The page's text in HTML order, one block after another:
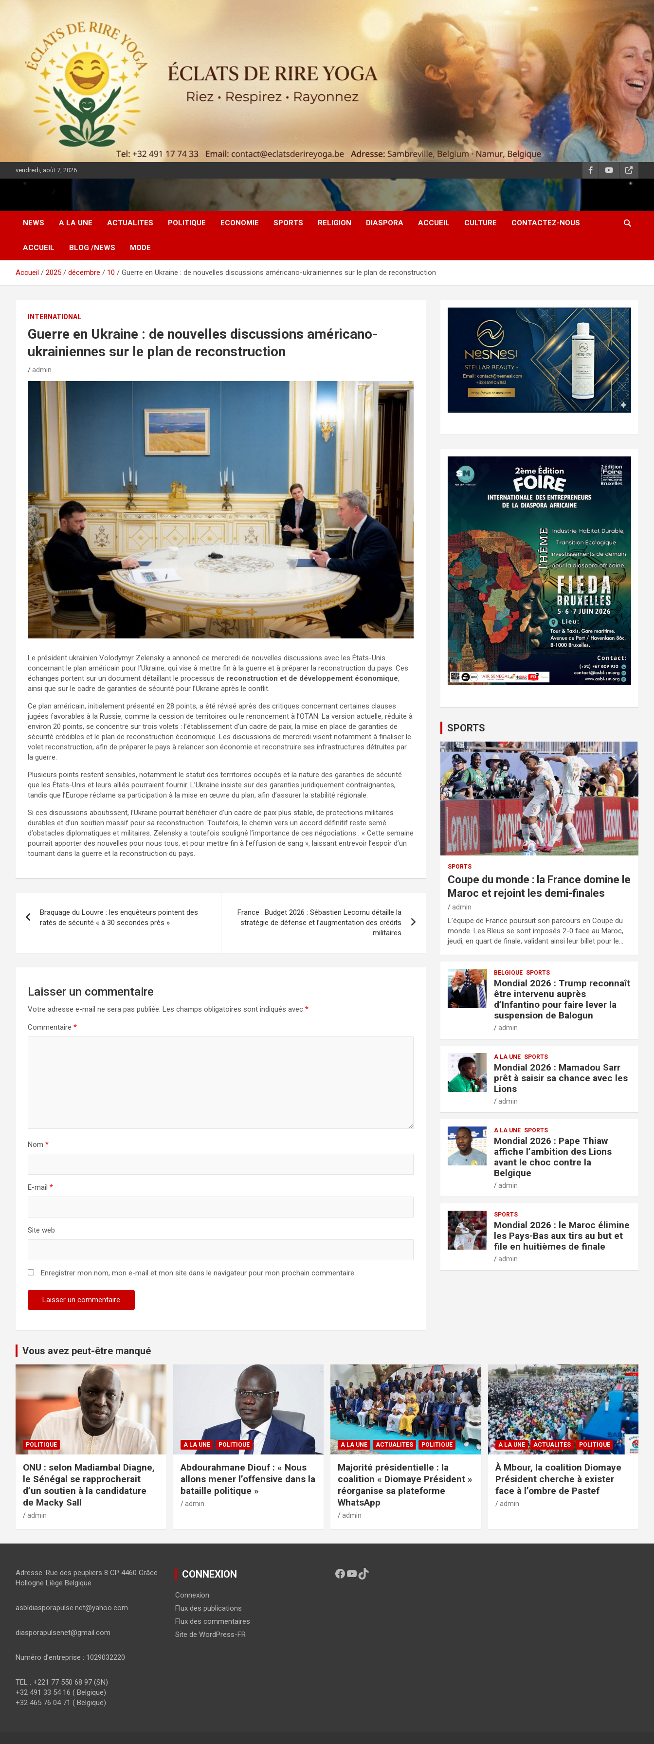
vendredi, août 7, 2026
DIASPORA PULSE
NEWS A LA UNE ACTUALITES POLITIQUE ECONOMIE SPORTS RELIGION DIASPORA ACCUEIL CULTURE CONTACTEZ-NOUS
ACCUEIL BLOG /NEWS MODE
Accueil 2025 décembre 10 Guerre en Ukraine : de nouvelles discussions américano-ukrainiennes sur le plan de reconstruction
INTERNATIONAL
Guerre en Ukraine : de nouvelles discussions américano-
ukrainiennes sur le plan de reconstruction
admin
Le président ukrainien Volodymyr Zelensky a annoncé ce mercredi de nouvelles discussions avec les États-Unis
concernant le plan américain pour l’Ukraine, qui vise à mettre fin à la guerre et à préparer la reconstruction du pays. Ces
échanges portent sur un document détaillant le processus de reconstruction et de développement économique,
ainsi que sur le cadre de garanties de sécurité pour l’Ukraine après le conflit.
Ce plan américain, initialement présenté en 28 points, a été révisé après des critiques concernant certaines clauses
jugées favorables à la Russie, comme la cession de territoires ou le renoncement à l’OTAN. La version actuelle, réduite à
environ 20 points, se concentre sur trois volets : l’établissement d’un cadre de paix, la mise en place de garanties de
sécurité crédibles et le plan de reconstruction économique. Les discussions de mercredi visent notamment à finaliser le
volet reconstruction, afin de préparer le pays à relancer son économie et reconstruire ses infrastructures détruites par
la guerre.
Plusieurs points restent sensibles, notamment le statut des territoires occupés et la nature des garanties de sécurité
que les États-Unis et leurs alliés pourraient fournir. L’Ukraine insiste sur des garanties juridiquement contraignantes,
tandis que l’Europe réclame sa participation à la mise en œuvre du plan, afin d’assurer la stabilité régionale.
Si ces discussions aboutissent, l’Ukraine pourrait bénéficier d’un cadre de paix plus stable, de protections militaires
durables et d’un soutien massif pour sa reconstruction. Toutefois, le chemin vers un accord définitif reste semé
d’obstacles diplomatiques et militaires. Zelensky a toutefois souligné l’importance de ces négociations : « Cette semaine
pourrait apporter des nouvelles pour nous tous, et pour mettre fin à l’effusion de sang », laissant entrevoir l’espoir d’un
tournant dans la guerre et la reconstruction du pays.
Braquage du Louvre : les enquêteurs pointent des
ratés de sécurité « à 30 secondes près »
France : Budget 2026 : Sébastien Lecornu détaille la
stratégie de défense et l’augmentation des crédits
militaires
Laisser un commentaire
Votre adresse e-mail ne sera pas publiée. Les champs obligatoires sont indiqués avec *
Commentaire *
Nom *
E-mail *
Site web
Enregistrer mon nom, mon e-mail et mon site dans le navigateur pour mon prochain commentaire.
SPORTS
SPORTS
Coupe du monde : la France domine le
Maroc et rejoint les demi-finales
admin
L’équipe de France poursuit son parcours en Coupe du
monde. Les Bleus se sont imposés 2-0 face au Maroc,
jeudi, en quart de finale, validant ainsi leur billet pour le…
BELGIQUE SPORTS
Mondial 2026 : Trump reconnaît
être intervenu auprès
d’Infantino pour faire lever la
suspension de Balogun
admin
A LA UNE SPORTS
Mondial 2026 : Mamadou Sarr
prêt à saisir sa chance avec les
Lions
admin
A LA UNE SPORTS
Mondial 2026 : Pape Thiaw
affiche l’ambition des Lions
avant le choc contre la
Belgique
admin
SPORTS
Mondial 2026 : le Maroc élimine
les Pays-Bas aux tirs au but et
file en huitièmes de finale
admin
Vous avez peut-être manqué
POLITIQUE
ONU : selon Madiambal Diagne,
le Sénégal se rapprocherait
d’un soutien à la candidature
de Macky Sall
admin
A LA UNE POLITIQUE
Abdourahmane Diouf : « Nous
allons mener l’offensive dans la
bataille politique »
admin
A LA UNE ACTUALITES POLITIQUE
Majorité présidentielle : la
coalition « Diomaye Président »
réorganise sa plateforme
WhatsApp
admin
A LA UNE ACTUALITES POLITIQUE
À Mbour, la coalition Diomaye
Président cherche à exister
face à l’ombre de Pastef
admin
Adresse :Rue des peupliers 8 CP 4460 Grâce
Hollogne Liège Belgique
asbldiasporapulse.net@yahoo.com
diasporapulsenet@gmail.com
Numéro d’entreprise : 1029032220
TEL : +221 77 550 68 97 (SN)
+32 491 33 54 16 ( Belgique)
+32 465 76 04 71 ( Belgique)
CONNEXION
Connexion
Flux des publications
Flux des commentaires
Site de WordPress-FR